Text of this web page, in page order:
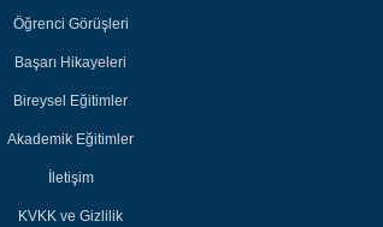
Öğrenci Görüşleri
Başarı Hikayeleri
Bireysel Eğitimler
Akademik Eğitimler
İletişim
KVKK ve Gizlilik